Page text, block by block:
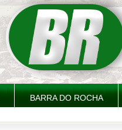
BARRA DO ROCHA